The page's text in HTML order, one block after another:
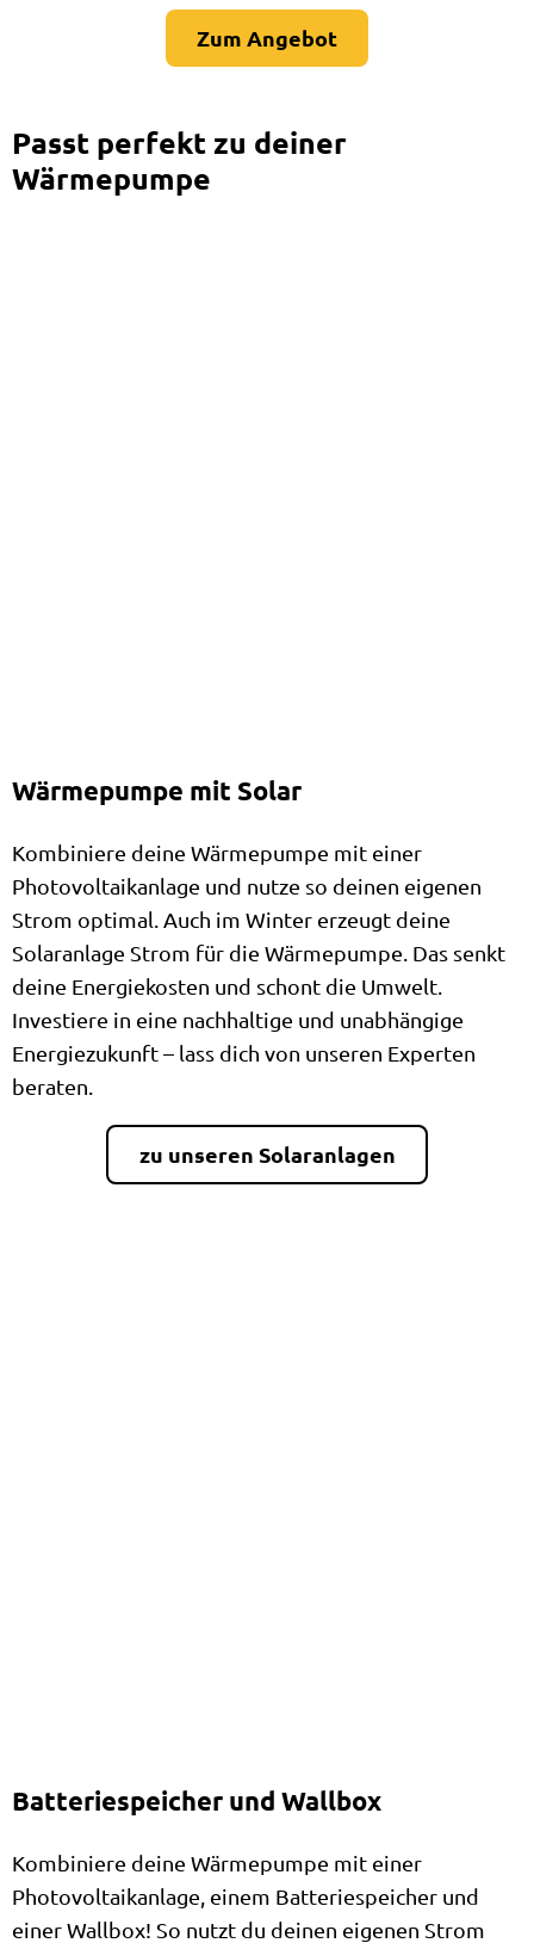
Zum Angebot
Passt perfekt zu deiner
Wärmepumpe
Wärmepumpe mit Solar
Kombiniere deine Wärmepumpe mit einer
Photovoltaikanlage und nutze so deinen eigenen
Strom optimal. Auch im Winter erzeugt deine
Solaranlage Strom für die Wärmepumpe. Das senkt
deine Energiekosten und schont die Umwelt.
Investiere in eine nachhaltige und unabhängige
Energiezukunft – lass dich von unseren Experten
beraten.
zu unseren Solaranlagen
Batteriespeicher und Wallbox
Kombiniere deine Wärmepumpe mit einer
Photovoltaikanlage, einem Batteriespeicher und
einer Wallbox! So nutzt du deinen eigenen Strom